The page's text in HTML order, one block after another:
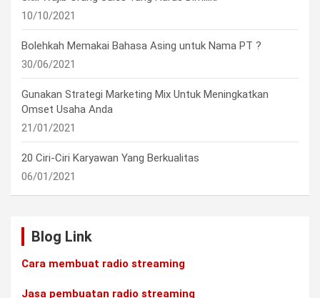
10/10/2021
Bolehkah Memakai Bahasa Asing untuk Nama PT ?
30/06/2021
Gunakan Strategi Marketing Mix Untuk Meningkatkan
Omset Usaha Anda
21/01/2021
20 Ciri-Ciri Karyawan Yang Berkualitas
06/01/2021
Blog Link
Cara membuat radio streaming
Jasa pembuatan radio streaming